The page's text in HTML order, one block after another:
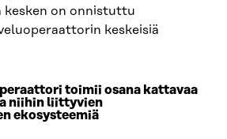
kesken on onnistuttu
keskeisiä
toimii osana kattavaa
niihin liittyvien
ekosysteemiä